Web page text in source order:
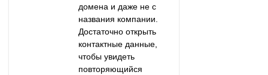
домена и даже не с
названия компании.
Достаточно открыть
контактные данные,
чтобы увидеть
повторяющийся